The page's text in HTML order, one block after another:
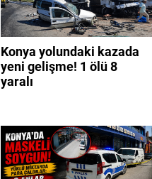
Konya yolundaki kazada
yeni gelişme! 1 ölü 8
yaralı